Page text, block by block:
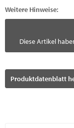
Weitere Hinweise:
Diese Artikel
Produktdatenblatt